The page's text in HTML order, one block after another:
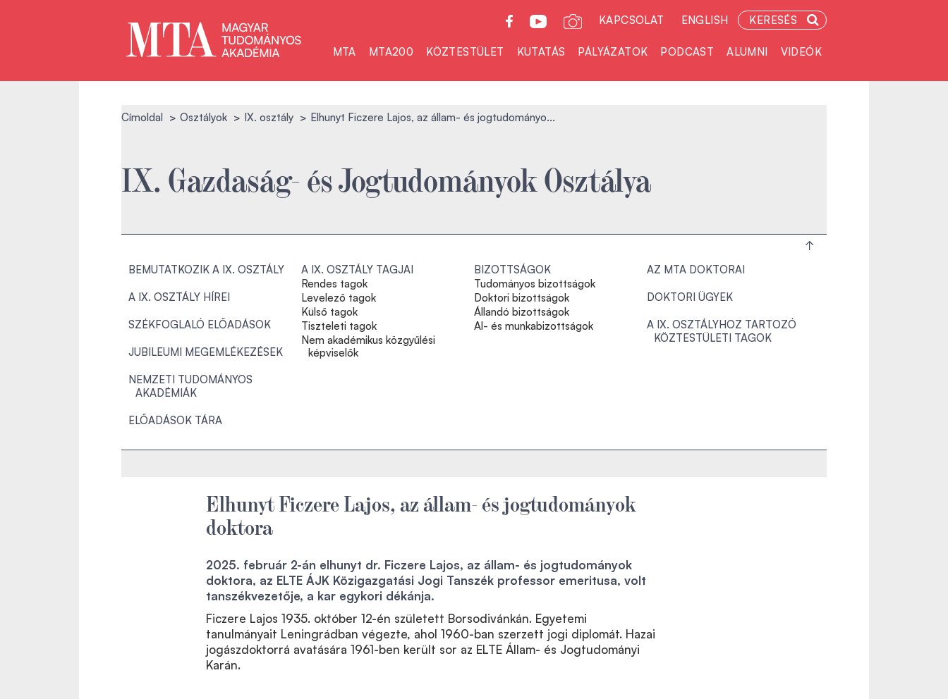
KAPCSOLAT ENGLISH KERESÉS
MTA MTA200 KÖZTESTÜLET KUTATÁS PÁLYÁZATOK PODCAST ALUMNI VIDEÓK
Címoldal Osztályok IX. osztály Elhunyt Ficzere Lajos, az állam- és jogtudományo...
IX. Gazdaság- és Jogtudományok Osztálya
BEMUTATKOZIK A IX. OSZTÁLY
A IX. OSZTÁLY HÍREI
SZÉKFOGLALÓ ELŐADÁSOK
JUBILEUMI MEGEMLÉKEZÉSEK
NEMZETI TUDOMÁNYOS
AKADÉMIÁK
ELŐADÁSOK TÁRA
A IX. OSZTÁLY TAGJAI
Rendes tagok
Levelező tagok
Külső tagok
Tiszteleti tagok
Nem akadémikus közgyűlési
képviselők
BIZOTTSÁGOK
Tudományos bizottságok
Doktori bizottságok
Állandó bizottságok
Al- és munkabizottságok
AZ MTA DOKTORAI
DOKTORI ÜGYEK
A IX. OSZTÁLYHOZ TARTOZÓ
KÖZTESTÜLETI TAGOK
Elhunyt Ficzere Lajos, az állam- és jogtudományok
doktora
2025. február 2-án elhunyt dr. Ficzere Lajos, az állam- és jogtudományok
doktora, az ELTE ÁJK Közigazgatási Jogi Tanszék professor emeritusa, volt
tanszékvezetője, a kar egykori dékánja.
Ficzere Lajos 1935. október 12-én született Borsodivánkán. Egyetemi
tanulmányait Leningrádban végezte, ahol 1960-ban szerzett jogi diplomát. Hazai
jogászdoktorrá avatására 1961-ben került sor az ELTE Állam- és Jogtudományi
Karán.